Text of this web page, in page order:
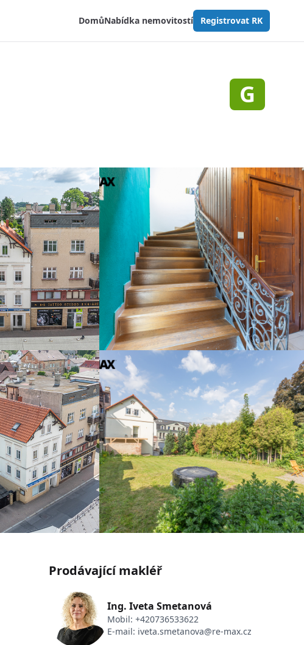
DomůNabídka nemovitostí Registrovat RK
G
Prodávající makléř
Ing. Iveta Smetanová
Mobil:+420736533622
E-mail: iveta.smetanova@re-max.cz